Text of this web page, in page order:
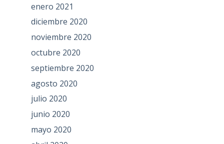
enero 2021
diciembre 2020
noviembre 2020
octubre 2020
septiembre 2020
agosto 2020
julio 2020
junio 2020
mayo 2020